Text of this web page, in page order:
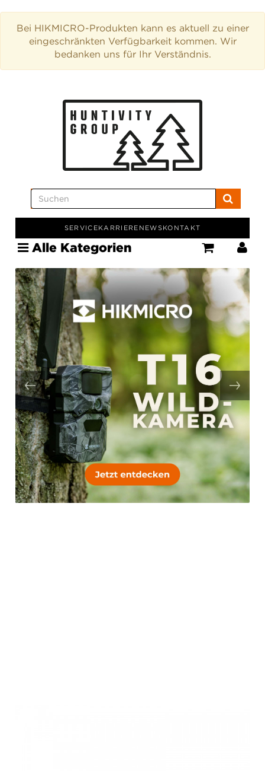
Bei HIKMICRO-Produkten kann es aktuell zu einer
eingeschränkten Verfügbarkeit kommen. Wir
bedanken uns für Ihr Verständnis.
SERVICEKARRIERE NEWSKONTAKT
Alle Kategorien